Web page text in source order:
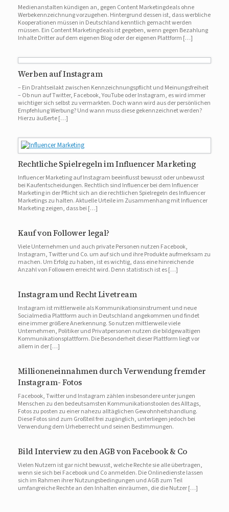
Medienanstalten kündigen an, gegen Content Marketingdeals ohne
Werbekennzeichnung vorzugehen. Hintergrund dessen ist, dass werbliche
Kooperationen müssen in Deutschland kenntlich gemacht werden
müssen. Ein Content Marketingdeals ist gegeben, wenn gegen Bezahlung
Inhalte Dritter auf dem eigenen Blog oder der eigenen Plattform […]
Werben auf Instagram
– Ein Drahtseilakt zwischen Kennzeichnungspflicht und Meinungsfreiheit
– Ob nun auf Twitter, Facebook, YouTube oder Instagram, es wird immer
wichtiger sich selbst zu vermarkten. Doch wann wird aus der persönlichen
Empfehlung Werbung? Und wann muss diese gekennzeichnet werden?
Hierzu äußerte […]
Rechtliche Spielregeln im Influencer Marketing
Influencer Marketing auf Instagram beeinflusst bewusst oder unbewusst
bei Kaufentscheidungen. Rechtlich sind Influencer bei dem Influencer
Marketing in der Pflicht sich an die rechtlichen Spielregeln des Influencer
Marketings zu halten. Aktuelle Urteile im Zusammenhang mit Influencer
Marketing zeigen, dass bei […]
Kauf von Follower legal?
Viele Unternehmen und auch private Personen nutzen Facebook,
Instagram, Twitter und Co. um auf sich und ihre Produkte aufmerksam zu
machen. Um Erfolg zu haben, ist es wichtig, dass eine hinreichende
Anzahl von Followern erreicht wird. Denn statistisch ist es […]
Instagram und Recht Livetream
Instagram ist mittlerweile als Kommunikationsinstrument und neue
Socialmedia Plattform auch in Deutschland angekommen und findet
eine immer größere Anerkennung. So nutzen mittlerweile viele
Unternehmen, Politiker und Privatpersonen nutzen die bildgewaltigen
Kommunikationsplattform. Die Besonderheit dieser Plattform liegt vor
allem in der […]
Millioneneinnahmen durch Verwendung fremder
Instagram- Fotos
Facebook, Twitter und Instagram zählen insbesondere unter jungen
Menschen zu den bedeutsamsten Kommunikationstoolen des Alltags,
Fotos zu posten zu einer nahezu alltäglichen Gewohnheitshandlung.
Diese Fotos sind zum Großteil frei zugänglich, unterliegen jedoch bei
Verwendung dem Urheberrecht und seinen Bestimmungen.
Bild Interview zu den AGB von Facebook & Co
Vielen Nutzern ist gar nicht bewusst, welche Rechte sie alle übertragen,
wenn sie sich bei Facebook und Co anmelden. Die Onlinedienste lassen
sich im Rahmen ihrer Nutzungsbedingungen und AGB zum Teil
umfangreiche Rechte an den Inhalten einräumen, die die Nutzer […]